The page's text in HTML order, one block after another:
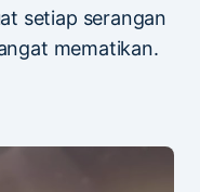
setiap serangan
mematikan.